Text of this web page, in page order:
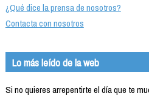
¿Qué dice la prensa de nosotros?
Contacta con nosotros
Lo más leído de la web
Si no quieres arrepentirte el día que te